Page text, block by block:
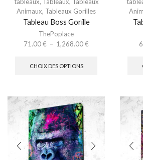
Animaux, Tableaux Gorilles
Tableau Boss Gorille
ThePoplace
71.00€ – 1,268.00€
CHOIX DES OPTIONS